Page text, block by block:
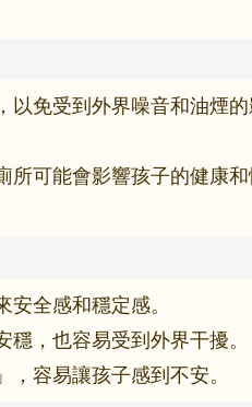
以免受到外界噪音和油煙的
所可能會影響孩子的健康
安全感和穩定感。
穩，也容易受到外界干擾。
，容易讓孩子感到不安。